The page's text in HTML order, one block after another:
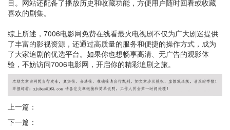
目。网站还配备了播放历史和收藏功能，方便用户随时回看或收藏
喜欢的剧集。
综上所述，7006电影网免费在线看最火电视剧不仅为广大剧迷提供
了丰富的影视资源，还通过高质量的服务和便捷的操作方式，成为
了大家追剧的优选平台。如果你也想畅享高清、无广告的观影体
验，不妨访问7006电影网，开启你的精彩追剧之旅。
上一篇：
下一篇：